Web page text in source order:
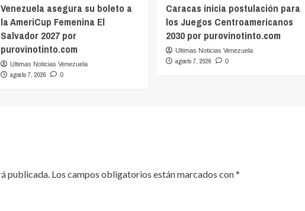
Venezuela asegura su boleto a
la AmeriCup Femenina El
Salvador 2027 por
purovinotinto.com
Ultimas Noticias Venezuela
agosto 7, 2026 0
Caracas inicia postulación para
los Juegos Centroamericanos
2030 por purovinotinto.com
Ultimas Noticias Venezuela
agosto 7, 2026 0
publicada. Los campos obligatorios están marcados con*